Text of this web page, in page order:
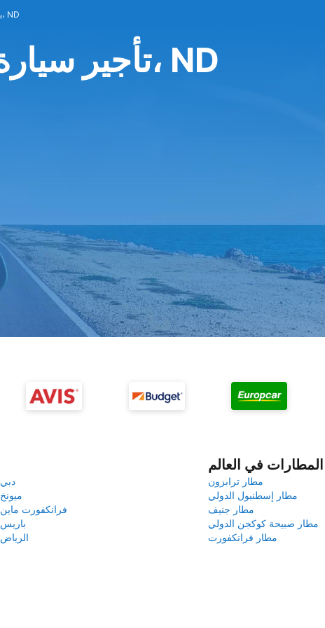
بسمارك، ND
تأجير سيارة في بسمارك، ND
دبي
ميونخ
فرانكفورت ماين
باريس
الرياض
في العالم
مطار ترابزون
مطار إسطنبول الدولي
مطار جنيف
مطار صبيحة كوكجن الدولي
مطار فرانكفورت